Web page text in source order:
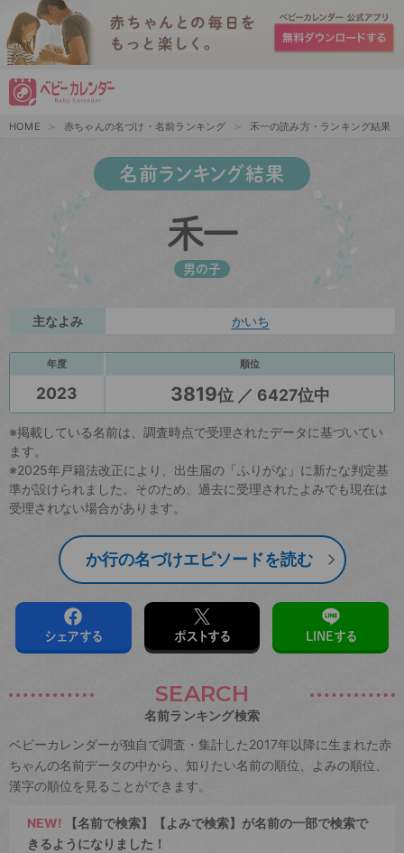
HOME 赤ちゃんの名づけ・名前ランキング 禾一の読み方・ランキング結果
名前ランキング結果
禾一
男の子
主なよみ かいち
年度 順位
2023 3819位 ／ 6427位中
※掲載している名前は、調査時点で受理されたデータに基づいてい
ます。
※2025年戸籍法改正により、出生届の「ふりがな」に新たな判定基
準が設けられました。そのため、過去に受理されたよみでも現在は
受理されない場合があります。
か行の名づけエピソードを読む
シェアする ポストする LINEする
SEARCH
名前ランキング検索
ベビーカレンダーが独自で調査・集計した2017年以降に生まれた赤
ちゃんの名前データの中から、知りたい名前の順位、よみの順位、
漢字の順位を見ることができます。
NEW! 【名前で検索】【よみで検索】が名前の一部で検索で
きるようになりました！